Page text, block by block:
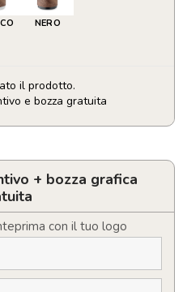
NERO
il prodotto.
e bozza gratuita
+ bozza grafica
con il tuo logo